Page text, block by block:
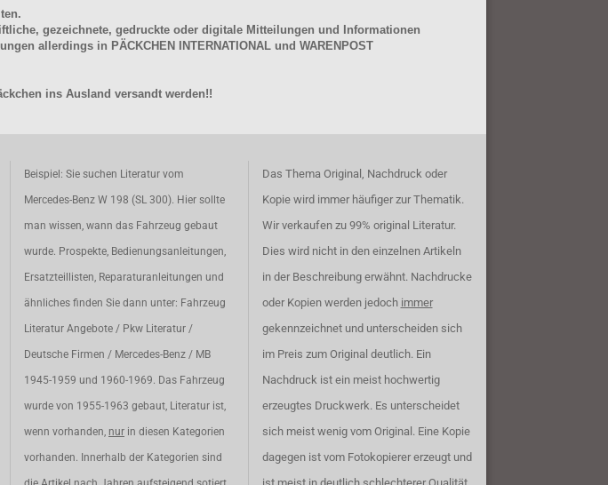
gezeichnete, gedruckte oder digitale Mitteilungen und Informationen
allerdings in PÄCKCHEN INTERNATIONAL und WARENPOST
ins Ausland versandt werden!!
Beispiel: Sie suchen Literatur vom
Mercedes-Benz W 198 (SL 300). Hier sollte
man wissen, wann das Fahrzeug gebaut
wurde. Prospekte, Bedienungsanleitungen,
Ersatzteillisten, Reparaturanleitungen und
ähnliches finden Sie dann unter: Fahrzeug
Literatur Angebote / Pkw Literatur /
Deutsche Firmen / Mercedes-Benz / MB
1945-1959 und 1960-1969. Das Fahrzeug
wurde von 1955-1963 gebaut, Literatur ist,
wenn vorhanden, nur in diesen Kategorien
vorhanden. Innerhalb der Kategorien sind
Das Thema Original, Nachdruck oder
Kopie wird immer häufiger zur Thematik.
Wir verkaufen zu 99% original Literatur.
Dies wird nicht in den einzelnen Artikeln
in der Beschreibung erwähnt. Nachdrucke
oder Kopien werden jedoch immer
gekennzeichnet und unterscheiden sich
im Preis zum Original deutlich. Ein
Nachdruck ist ein meist hochwertig
erzeugtes Druckwerk. Es unterscheidet
sich meist wenig vom Original. Eine Kopie
dagegen ist vom Fotokopierer erzeugt und